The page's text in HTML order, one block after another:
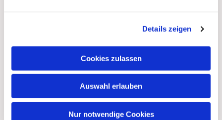
Details zeigen
Cookies zulassen
Auswahl erlauben
Nur notwendige Cookies
Ökumenische Pilgerinitiative Vorpommern e.V.